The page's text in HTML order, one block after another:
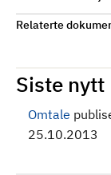
Relaterte
Siste nytt
Omtale
25.10.2013